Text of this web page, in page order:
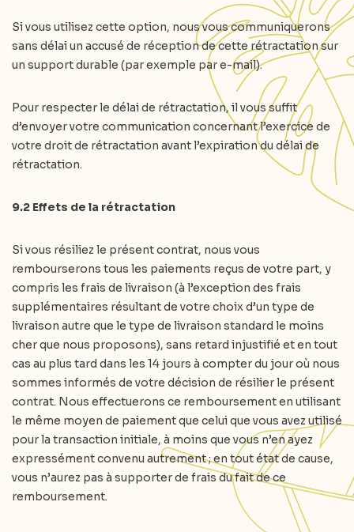
Si vous utilisez cette option, nous vous communiquerons
sans délai un accusé de réception de cette rétractation sur
un support durable (par exemple par e-mail).
Pour respecter le délai de rétractation, il vous suffit
d’envoyer votre communication concernant l’exercice de
votre droit de rétractation avant l’expiration du délai de
rétractation.
9.2 Effets de la rétractation
Si vous résiliez le présent contrat, nous vous
rembourserons tous les paiements reçus de votre part, y
compris les frais de livraison (à l’exception des frais
supplémentaires résultant de votre choix d’un type de
livraison autre que le type de livraison standard le moins
cher que nous proposons), sans retard injustifié et en tout
cas au plus tard dans les 14 jours à compter du jour où nous
sommes informés de votre décision de résilier le présent
contrat. Nous effectuerons ce remboursement en utilisant
le même moyen de paiement que celui que vous avez utilisé
pour la transaction initiale, à moins que vous n’en ayez
expressément convenu autrement ; en tout état de cause,
vous n’aurez pas à supporter de frais du fait de ce
remboursement.